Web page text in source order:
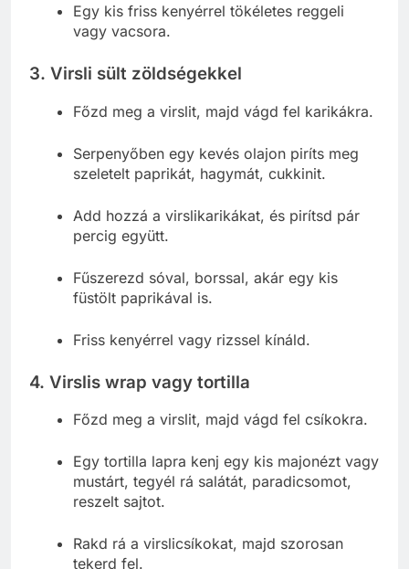
Egy kis friss kenyérrel tökéletes reggeli
vagy vacsora.
3. Virsli sült zöldségekkel
Főzd meg a virslit, majd vágd fel karikákra.
Serpenyőben egy kevés olajon piríts meg
szeletelt paprikát, hagymát, cukkinit.
Add hozzá a virslikarikákat, és pirítsd pár
percig együtt.
Fűszerezd sóval, borssal, akár egy kis
füstölt paprikával is.
Friss kenyérrel vagy rizssel kínáld.
4. Virslis wrap vagy tortilla
Főzd meg a virslit, majd vágd fel csíkokra.
Egy tortilla lapra kenj egy kis majonézt vagy
mustárt, tegyél rá salátát, paradicsomot,
reszelt sajtot.
Rakd rá a virslicsíkokat, majd szorosan
tekerd fel.